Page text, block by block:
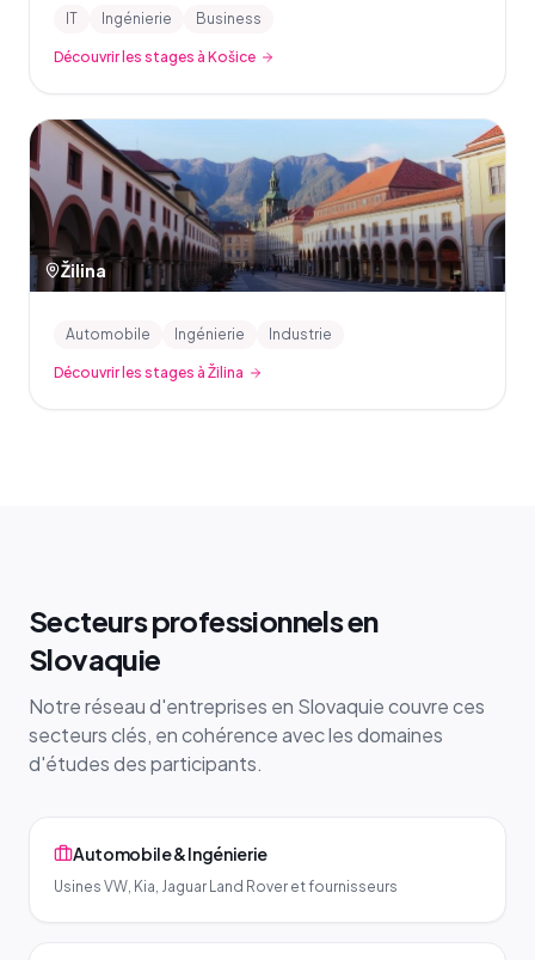
IT Ingénierie Business
Découvrir les stages à Košice
Žilina
Automobile Ingénierie Industrie
Découvrir les stages à Žilina
Secteurs professionnels en
Slovaquie
Notre réseau d'entreprises en Slovaquie couvre ces
secteurs clés, en cohérence avec les domaines
d'études des participants.
Automobile & Ingénierie
Usines VW, Kia, Jaguar Land Rover et fournisseurs